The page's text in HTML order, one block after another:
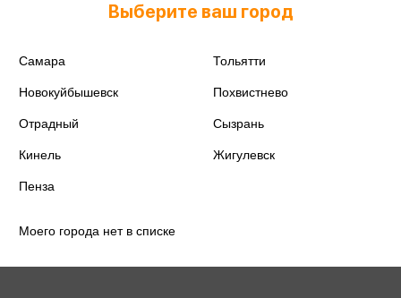
978-5-8112-7817-6
Выберите ваш город
Самара Тольятти
Новокуйбышевск Похвистнево
Отрадный Сызрань
Кинель Жигулевск
Пенза
Моего города нет в списке